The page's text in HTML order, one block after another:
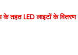
तहत LED लाइटों के